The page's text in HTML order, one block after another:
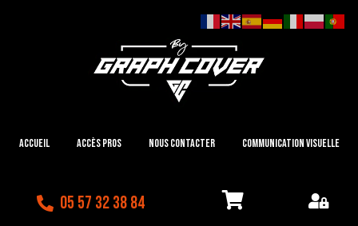
Accueil Accès Pros Nous contacter Communication visuelle
05 57 32 38 84